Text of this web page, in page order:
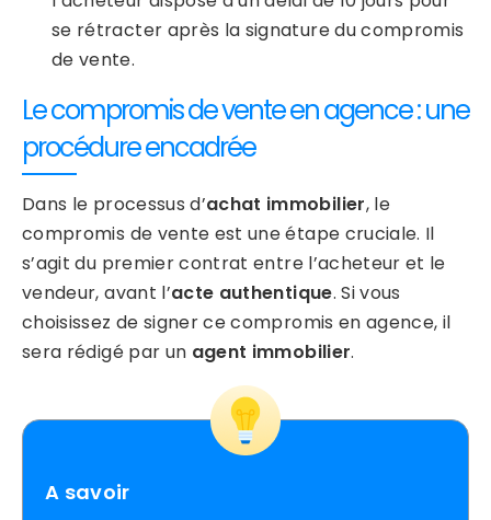
se rétracter après la signature du compromis
de vente.
Le compromis de vente en agence : une
procédure encadrée
Dans le processus d’achat immobilier, le
compromis de vente est une étape cruciale. Il
s’agit du premier contrat entre l’acheteur et le
vendeur, avant l’acte authentique. Si vous
choisissez de signer ce compromis en agence, il
sera rédigé par un agent immobilier.
A savoir